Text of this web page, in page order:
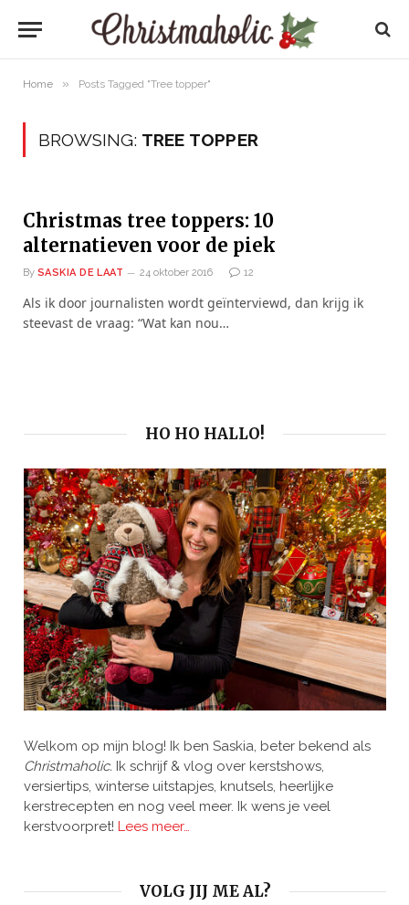
Home » Posts Tagged "Tree topper"
BROWSING: TREE TOPPER
Christmas tree toppers: 10
alternatieven voor de piek
By SASKIA DE LAAT 24 oktober 2016 12
Als ik door journalisten wordt geïnterviewd, dan krijg ik
steevast de vraag: “Wat kan nou…
HO HO HALLO!
Welkom op mijn blog! Ik ben Saskia, beter bekend als
Christmaholic. Ik schrijf & vlog over kerstshows,
versiertips, winterse uitstapjes, knutsels, heerlijke
kerstrecepten en nog veel meer. Ik wens je veel
kerstvoorpret! Lees meer…
VOLG JIJ ME AL?